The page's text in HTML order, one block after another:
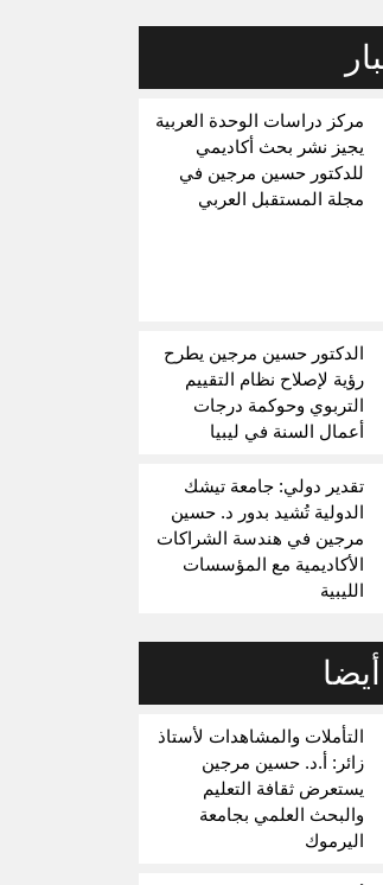
مركز دراسات الوحدة العربية
يجيز نشر بحث أكاديمي
للدكتور حسين مرجين في
مجلة المستقبل العربي
الدكتور حسين مرجين يطرح
رؤية لإصلاح نظام التقييم
التربوي وحوكمة درجات
أعمال السنة في ليبيا
تقدير دولي: جامعة تيشك
الدولية تُشيد بدور د. حسين
مرجين في هندسة الشراكات
الأكاديمية مع المؤسسات
الليبية
التأملات والمشاهدات لأستاذ
زائر: أ.د. حسين مرجين
يستعرض ثقافة التعليم
والبحث العلمي بجامعة
اليرموك